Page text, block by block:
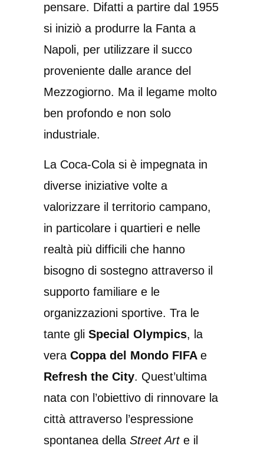
pensare. Difatti a partire dal 1955
si iniziò a produrre la Fanta a
Napoli, per utilizzare il succo
proveniente dalle arance del
Mezzogiorno. Ma il legame molto
ben profondo e non solo
industriale.
La Coca-Cola si è impegnata in
diverse iniziative volte a
valorizzare il territorio campano,
in particolare i quartieri e nelle
realtà più difficili che hanno
bisogno di sostegno attraverso il
supporto familiare e le
organizzazioni sportive. Tra le
tante gli Special Olympics, la
vera Coppa del Mondo FIFA e
Refresh the City. Quest’ultima
nata con l’obiettivo di rinnovare la
città attraverso l’espressione
spontanea della Street Arte il